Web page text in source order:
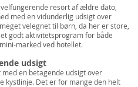
resort af ældre dato,
med en vidunderlig udsigt over
velegnet til børn, da her er store,
godt aktivitetsprogram for både
marked ved hotellet.
udsigt
en betagende udsigt over
kystlinje. Det er for mange den helt